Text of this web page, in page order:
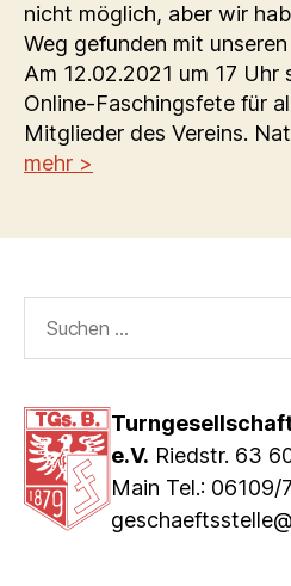
nicht möglich, aber wir
Weg gefunden mit
Am 12.02.2021 um 17 Uhr
Online-Faschingsfete für
Mitglieder des Vereins.
mehr >
e.V. Riedstr. 63
Main Tel.: 06109/
nach: